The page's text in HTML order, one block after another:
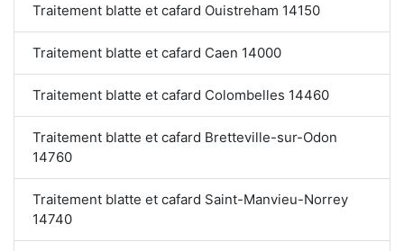
Traitement blatte et cafard Ouistreham 14150
Traitement blatte et cafard Caen 14000
Traitement blatte et cafard Colombelles 14460
Traitement blatte et cafard Bretteville-sur-Odon
14760
Traitement blatte et cafard Saint-Manvieu-Norrey
14740